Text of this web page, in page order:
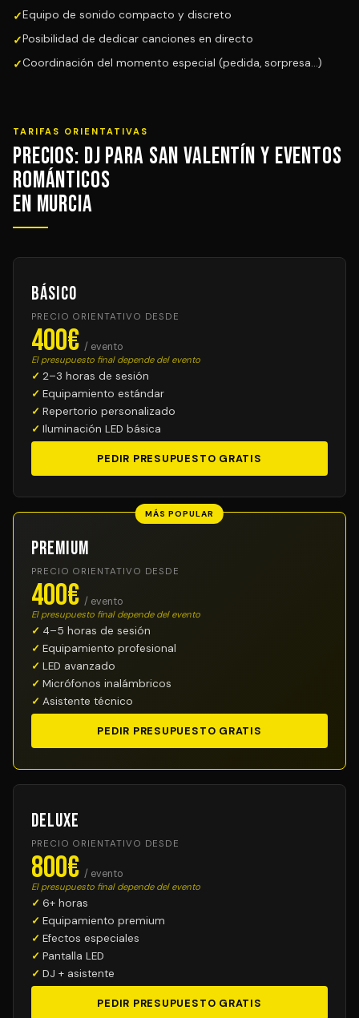
Equipo de sonido compacto y discreto
Posibilidad de dedicar canciones en directo
Coordinación del momento especial (pedida, sorpresa...)
TARIFAS ORIENTATIVAS
Precios: DJ para San Valentín y Eventos
Románticos
en Murcia
Básico
PRECIO ORIENTATIVO DESDE
400€ / evento
El presupuesto final depende del evento
2–3 horas de sesión
Equipamiento estándar
Repertorio personalizado
Iluminación LED básica
PEDIR PRESUPUESTO GRATIS
MÁS POPULAR
Premium
PRECIO ORIENTATIVO DESDE
400€ / evento
El presupuesto final depende del evento
4–5 horas de sesión
Equipamiento profesional
LED avanzado
Micrófonos inalámbricos
Asistente técnico
PEDIR PRESUPUESTO GRATIS
Deluxe
PRECIO ORIENTATIVO DESDE
800€ / evento
El presupuesto final depende del evento
6+ horas
Equipamiento premium
Efectos especiales
Pantalla LED
DJ + asistente
PEDIR PRESUPUESTO GRATIS